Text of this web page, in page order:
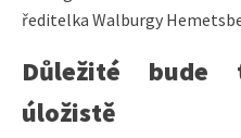
ředitelka Walburgy
Důležité bude
úložistě